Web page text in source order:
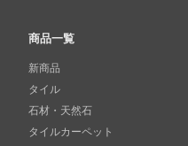
商品一覧
新商品
タイル
石材・天然石
タイルカーペット